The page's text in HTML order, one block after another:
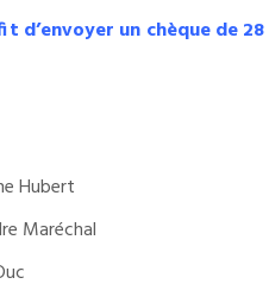
d’envoyer un chèque de
Hubert
Maréchal